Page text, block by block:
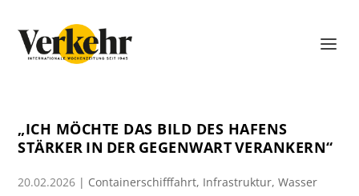
„ICH MÖCHTE DAS BILD DES HAFENS
STÄRKER IN DER GEGENWART VERANKERN“
20.02.2026 | Containerschifffahrt, Infrastruktur,Wasser